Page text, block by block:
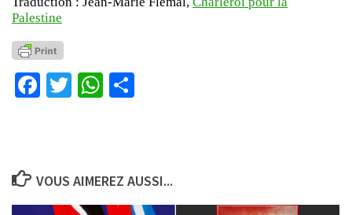
Palestine
Facebook
TwitterWhatsApp
VOUS AIMEREZ AUSSI...